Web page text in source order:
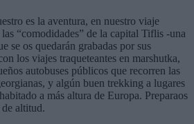
es la aventura, en nuestro viaje
“comodidades” de la capital Tiflis -una
se os quedarán grabadas por sus
los viajes traqueteantes en marshutka,
autobuses públicos que recorren las
y algún buen trekking a lugares
a más altura de Europa. Preparaos
altitud.